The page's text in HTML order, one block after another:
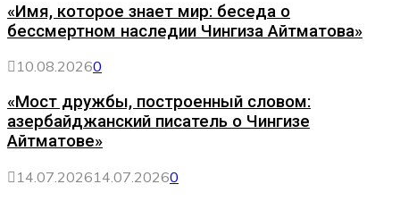
«Имя, которое знает мир: беседа о
бессмертном наследии Чингиза Айтматова»
10.08.20260
«Мост дружбы, построенный словом:
азербайджанский писатель о Чингизе
Айтматове»
14.07.202614.07.20260